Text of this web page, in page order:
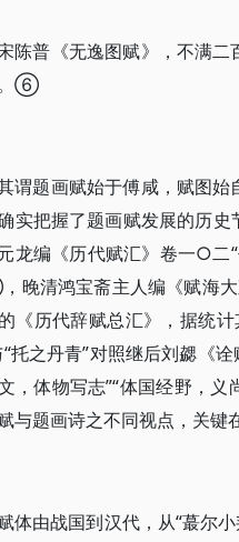
陈普《无逸图赋》，不满
。⑥
谓题画赋始于傅咸，赋图
实把握了题画赋发展的历
龙编《历代赋汇》卷一○二
晚清鸿宝斋主人编《赋海大
《历代辞赋总汇》，据统
“托之丹青”对照继后刘勰《
，体物写志”“体国经野，
与题画诗之不同视点，关键
体由战国到汉代，从“蕞尔